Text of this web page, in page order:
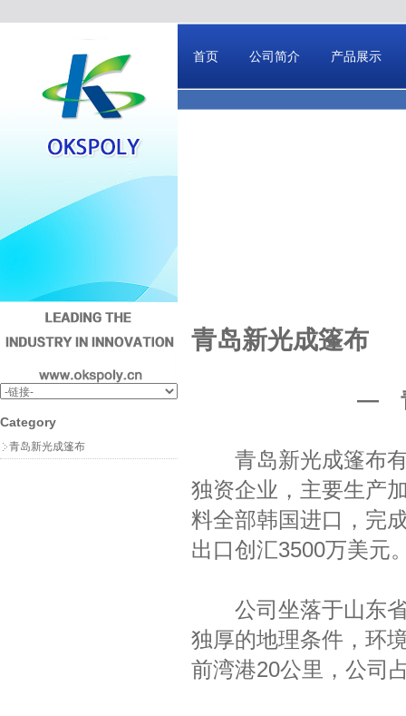
首页 公司简介 产品展示
Category
青岛新光成篷布
青岛新光成篷布
—
青岛新光成篷布有
独资企业，主要生产
料全部韩国进口，完
出口创汇3500万美元
公司坐落于山东省
独厚的地理条件，环
前湾港20公里，公司